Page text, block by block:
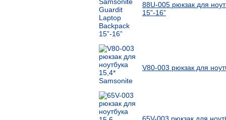
88U-005 рюкзак для
15”-16”
V80-003 рюкзак для